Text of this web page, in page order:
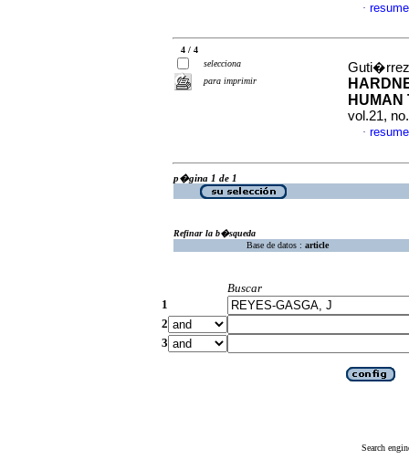
·
4 / 4
selecciona
para imprimir
vol.21,
·
p�gina 1 de 1
Refinar la b�squeda
Base de datos : article
Buscar
1
2
3
Search